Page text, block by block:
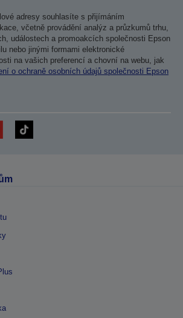
adresy souhlasíte s přijímáním
včetně provádění analýz a průzkumů trhu,
událostech a promoakcích společnosti Epson
nebo jinými formami elektronické
na vašich preferencí a chovní na webu, jak
o ochraně osobních údajů společnosti Epson